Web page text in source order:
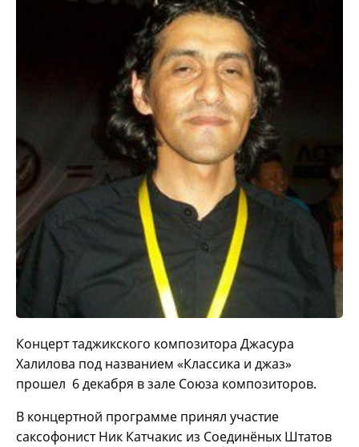
Концерт таджикского композитора Джасура
Халилова под названием «Классика и джаз»
прошел 6 декабря в зале Союза композиторов.
В концертной программе принял участие
саксофонист Ник Катчакис из Соединёных Штатов